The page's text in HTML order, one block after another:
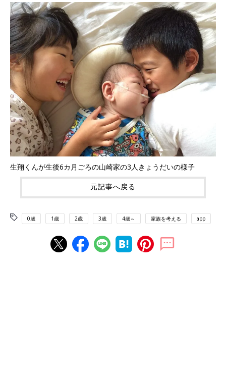
生翔くんが生後6カ月ごろの山崎家の3人きょうだいの様子
元記事へ戻る
0歳 1歳 2歳 3歳 4歳～ 家族を考える app